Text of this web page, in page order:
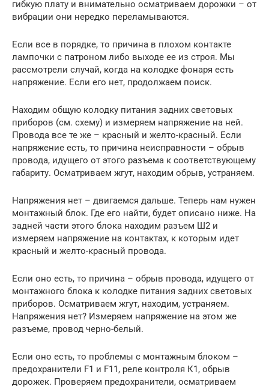
гибкую плату и внимательно осматриваем дорожки – от
вибрации они нередко переламываются.
Если все в порядке, то причина в плохом контакте
лампочки с патроном либо выходе ее из строя. Мы
рассмотрели случай, когда на колодке фонаря есть
напряжение. Если его нет, продолжаем поиск.
Находим общую колодку питания задних световых
приборов (см. схему) и измеряем напряжение на ней.
Провода все те же – красный и желто-красный. Если
напряжение есть, то причина неисправности – обрыв
провода, идущего от этого разъема к соответствующему
габариту. Осматриваем жгут, находим обрыв, устраняем.
Напряжения нет – двигаемся дальше. Теперь нам нужен
монтажный блок. Где его найти, будет описано ниже. На
задней части этого блока находим разъем Ш2 и
измеряем напряжение на контактах, к которым идет
красный и желто-красный провода.
Если оно есть, то причина – обрыв провода, идущего от
монтажного блока к колодке питания задних световых
приборов. Осматриваем жгут, находим, устраняем.
Напряжения нет? Измеряем напряжение на этом же
разъеме, провод черно-белый.
Если оно есть, то проблемы с монтажным блоком –
предохранители F1 и F11, реле контроля К1, обрыв
дорожек. Проверяем предохранители, осматриваем